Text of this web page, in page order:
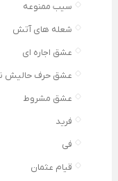
سیب ممنوعه
شعله های آتش
عشق اجاره ای
عشق حرف حالیش
عشق مشروط
فرید
فی
قیام عثمان